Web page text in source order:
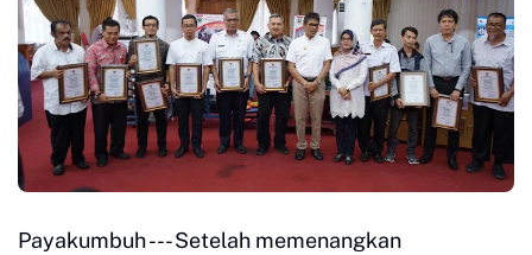
Payakumbuh --- Setelah memenangkan